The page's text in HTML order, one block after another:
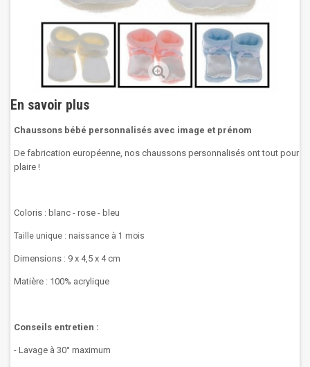
En savoir plus
Chaussons bébé personnalisés avec image et prénom
De fabrication européenne, nos chaussons personnalisés ont tout pour
plaire !
Coloris : blanc - rose - bleu
Taille unique : naissance à 1 mois
Dimensions : 9 x 4,5 x 4 cm
Matière : 100% acrylique
Conseils entretien :
- Lavage à 30° maximum